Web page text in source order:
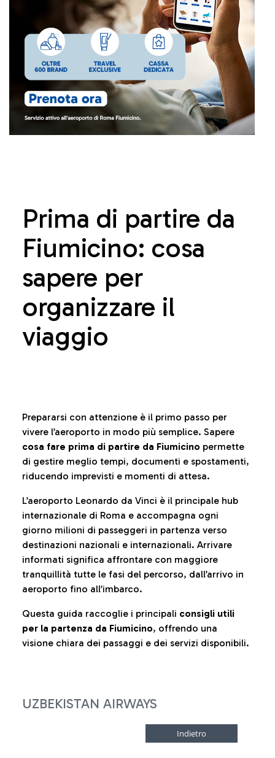
Prima di partire da
Fiumicino: cosa
sapere per
organizzare il
viaggio
Prepararsi con attenzione è il primo passo per
vivere l’aeroporto in modo più semplice. Sapere
cosa fare prima di partire da Fiumicino permette
di gestire meglio tempi, documenti e spostamenti,
riducendo imprevisti e momenti di attesa.
L’aeroporto Leonardo da Vinci è il principale hub
internazionale di Roma e accompagna ogni
giorno milioni di passeggeri in partenza verso
destinazioni nazionali e internazionali. Arrivare
informati significa affrontare con maggiore
tranquillità tutte le fasi del percorso, dall’arrivo in
aeroporto fino all’imbarco.
Questa guida raccoglie i principali consigli utili
per la partenza da Fiumicino, offrendo una
visione chiara dei passaggi e dei servizi disponibili.
UZBEKISTAN AIRWAYS